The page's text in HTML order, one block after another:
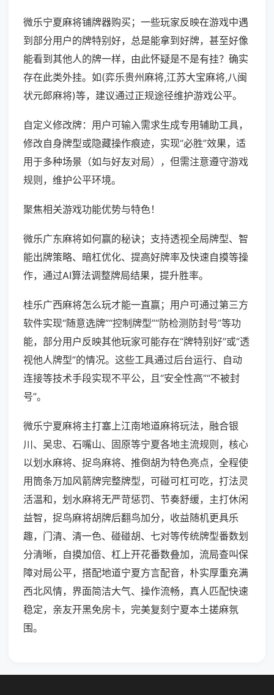
微乐宁夏麻将铺牌器购买；一些玩家反映在游戏中遇
到部分用户的牌特别好，总是能拿到好牌，甚至好像
能看到其他人的牌一样，由此怀疑是不是有挂？确实
存在此类外挂。如(弈乐贵州麻将,江苏大宝麻将,八闽
状元郎麻将)等，建议通过正规途径维护游戏公平。
自定义修改牌：用户可输入需求生成专用辅助工具，
修改自身牌型或隐藏操作痕迹，实现“必胜”效果，适
用于多种场景（如与好友对局），但需注意遵守游戏
规则，维护公平环境。
聚焦相关游戏功能优势与特色！
微乐广东麻将如何赢的秘诀；支持透视全局牌型、智
能出牌策略、暗杠优化、提高好牌率及快速自摸等操
作，通过AI算法调整牌局结果，提升胜率。
桂乐广西麻将怎么玩才能一直赢；用户可通过第三方
软件实现“随意选牌”“控制牌型”“防检测防封号”等功
能，部分用户反映其他玩家可能存在“牌特别好”或“透
视他人牌型”的情况。这些工具通过后台运行、自动
连接等技术手段实现不平公，且“安全性高”“不被封
号”。
微乐宁夏麻将主打塞上江南地道麻将玩法，融合银
川、吴忠、石嘴山、固原等宁夏各地主流规则，核心
以划水麻将、捉鸟麻将、推倒胡为特色亮点，全程使
用筒条万加风箭牌完整牌型，可碰可杠可吃，打法灵
活温和，划水麻将无严苛惩罚、节奏舒缓，主打休闲
益智，捉鸟麻将胡牌后翻鸟加分，收益随机更具乐
趣，门清、清一色、碰碰胡、七对等传统牌型番数划
分清晰，自摸加倍、杠上开花番数叠加，流局查叫保
障对局公平，搭配地道宁夏方言配音，朴实厚重充满
西北风情，界面简洁大气、操作流畅，真人匹配快速
稳定，亲友开黑免房卡，完美复刻宁夏本土搓麻氛
围。